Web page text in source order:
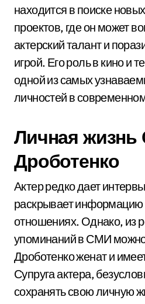
находится в поиске
проектов, где он может
актерский талант и
игрой. Его роль в кино и
одной из самых
личностей в
Личная жизнь
Дроботенко
Актер редко дает
раскрывает информацию
отношениях. Однако, из
упоминаний в СМИ можно
Дроботенко женат и
Супруга актера,
сохранять свою личную